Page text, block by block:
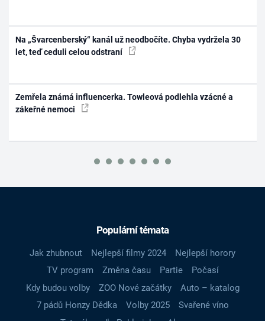
Na „Švarcenberský“ kanál už neodbočíte. Chyba vydržela 30
let, teď ceduli celou odstraní
Zemřela známá influencerka. Towleová podlehla vzácné a
zákeřné nemoci
Populární témata
Jak zhubnout Nejlepší filmy 2024
Nejlepší horory
TV program
Změna času Partie
Počasí
Kdy budou volby
ZOO Nové začátky
Auto – katalog
7 pádů Honzy Dědka
Volby 2025
Svařené víno